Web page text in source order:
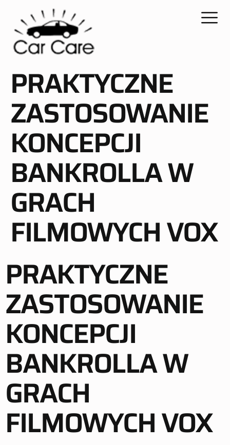
PRAKTYCZNE
ZASTOSOWANIE
KONCEPCJI
BANKROLLA W
GRACH
FILMOWYCH VOX
PRAKTYCZNE
ZASTOSOWANIE
KONCEPCJI
BANKROLLA W
GRACH
FILMOWYCH VOX